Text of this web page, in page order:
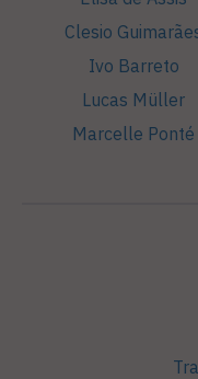
Clesio
Ivo Barreto
Lucas Müller
Marcelle Ponté